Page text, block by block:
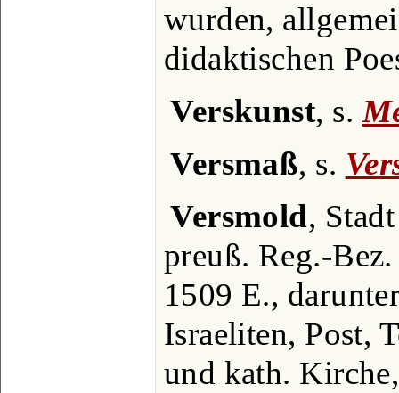
wurden,
didaktischen
Verskunst, s.
Versmaß, s.
Versmold,
preuß. Reg.-
1509 E.,
Israeliten, Post,
und kath.